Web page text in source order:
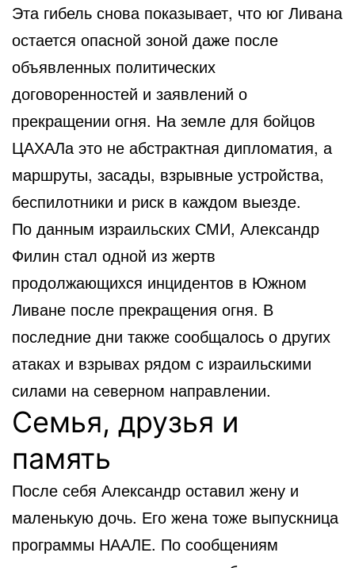
Эта гибель снова показывает, что юг Ливана
остается опасной зоной даже после
объявленных политических
договоренностей и заявлений о
прекращении огня. На земле для бойцов
ЦАХАЛа это не абстрактная дипломатия, а
маршруты, засады, взрывные устройства,
беспилотники и риск в каждом выезде.
По данным израильских СМИ, Александр
Филин стал одной из жертв
продолжающихся инцидентов в Южном
Ливане после прекращения огня. В
последние дни также сообщалось о других
атаках и взрывах рядом с израильскими
силами на северном направлении.
Семья, друзья и
память
После себя Александр оставил жену и
маленькую дочь. Его жена тоже выпускница
программы НААЛЕ. По сообщениям